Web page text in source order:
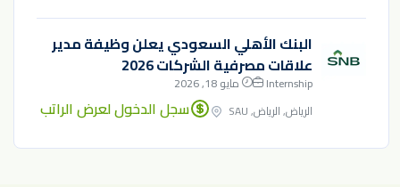
البنك الأهلي السعودي يعلن وظيفة مدير
علاقات مصرفية الشركات 2026
Internship
مايو 18, 2026
الرياض, الرياض, SAU
سجل الدخول لعرض الراتب